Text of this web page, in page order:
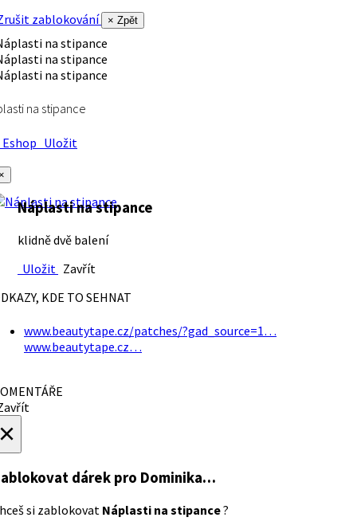
zablokování × Zpět
na stipance
Uložit
Náplasti na stipance
klidně dvě balení
Uložit Zavřít
KDE TO SEHNAT
www.beautytape.cz/patches/?gad_source=1…
www.beautytape.cz…
dárek pro Dominika…
si zablokovat Náplasti na stipance?